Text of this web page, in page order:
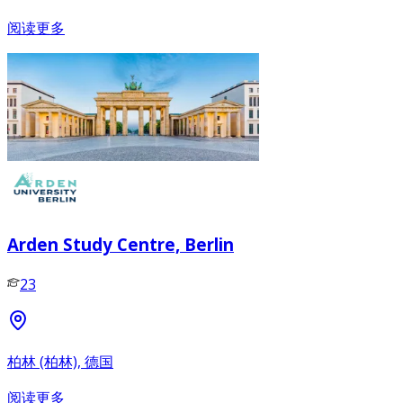
阅读更多
Arden Study Centre, Berlin
23
柏林 (柏林), 德国
阅读更多